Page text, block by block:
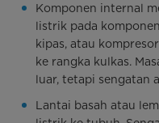
Komponen internal
listrik pada
kipas, atau
ke rangka kulkas.
luar, tetapi sengatan
Lantai basah atau